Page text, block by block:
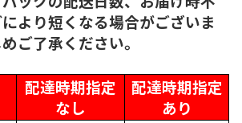
より短くなる場合がございま
ご了承ください。
配達時期指定
なし
配達時期指定
あり